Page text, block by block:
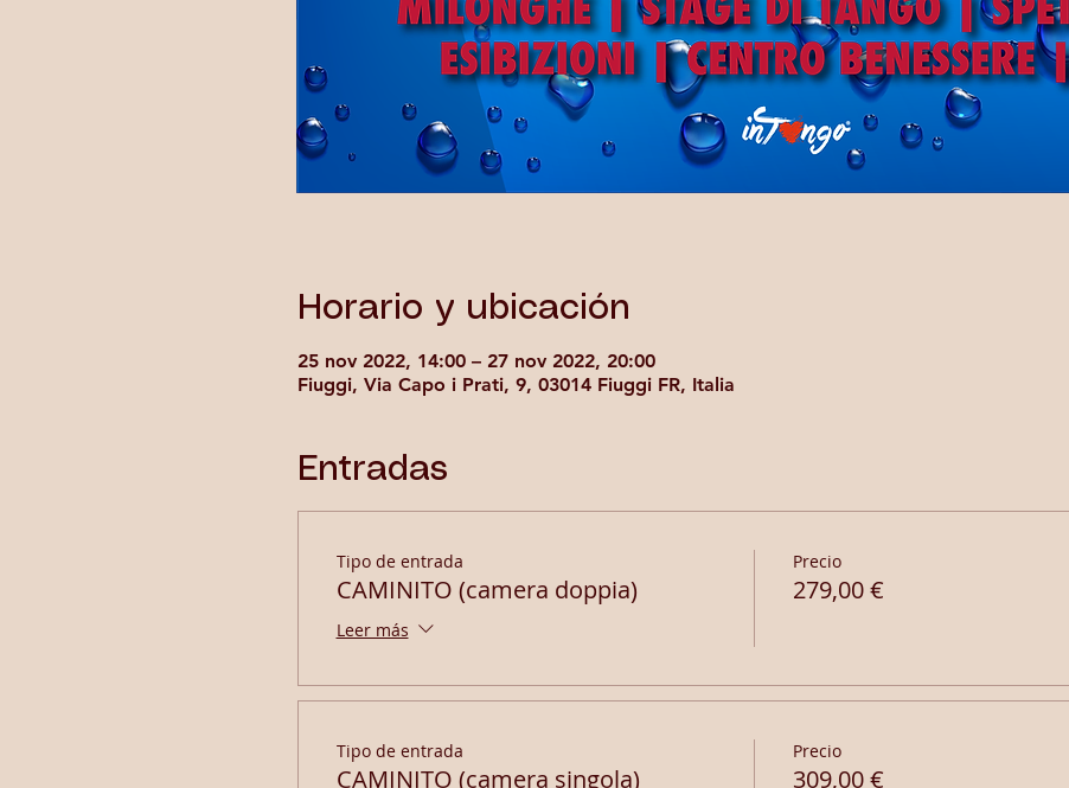
Horario y ubicación
25 nov 2022, 14:00 – 27 nov 2022, 20:00
Fiuggi, Via Capo i Prati, 9, 03014 Fiuggi FR, Italia
Entradas
Tipo de entrada
CAMINITO (camera doppia)
Leer más
Precio
279,00 €
Tipo de entrada
CAMINITO (camera singola)
Precio
309,00 €